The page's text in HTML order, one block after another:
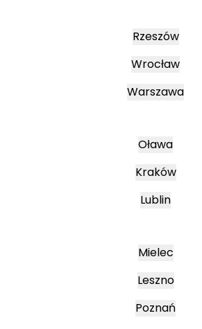
Rzeszów
Wrocław
Warszawa
Oława
Kraków
Lublin
Mielec
Leszno
Poznań